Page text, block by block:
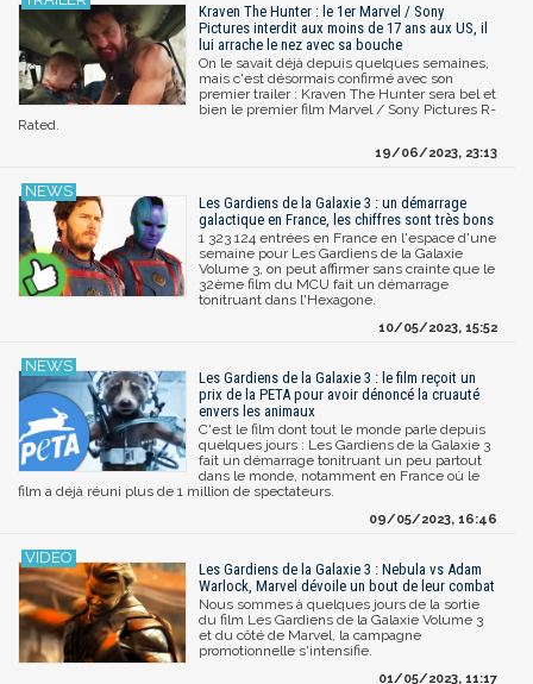
Kraven The Hunter : le 1er Marvel / Sony
Pictures interdit aux moins de 17 ans aux US, il
lui arrache le nez avec sa bouche
On le savait déjà depuis quelques semaines,
mais c'est désormais confirmé avec son
premier trailer : Kraven The Hunter sera bel et
bien le premier film Marvel / Sony Pictures R-
Rated.
19/06/2023, 23:13
Les Gardiens de la Galaxie 3 : un démarrage
galactique en France, les chiffres sont très bons
1 323 124 entrées en France en l'espace d'une
semaine pour Les Gardiens de la Galaxie
Volume 3, on peut affirmer sans crainte que le
32ème film du MCU fait un démarrage
tonitruant dans l'Hexagone.
10/05/2023, 15:52
Les Gardiens de la Galaxie 3 : le film reçoit un
prix de la PETA pour avoir dénoncé la cruauté
envers les animaux
C'est le film dont tout le monde parle depuis
quelques jours : Les Gardiens de la Galaxie 3
fait un démarrage tonitruant un peu partout
dans le monde, notamment en France où le
film a déjà réuni plus de 1 million de spectateurs.
09/05/2023, 16:46
Les Gardiens de la Galaxie 3 : Nebula vs Adam
Warlock, Marvel dévoile un bout de leur combat
Nous sommes à quelques jours de la sortie
du film Les Gardiens de la Galaxie Volume 3
et du côté de Marvel, la campagne
promotionnelle s'intensifie.
01/05/2023, 11:17